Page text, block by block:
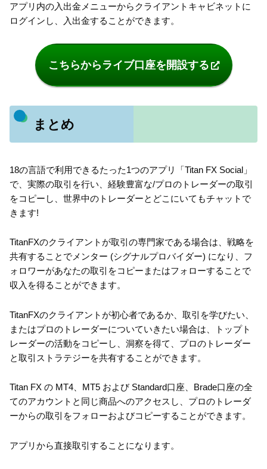
アプリ内の入出金メニューからクライアントキャビネットに
ログインし、入出金することができます。
こちらからライブ口座を開設する
まとめ
18の言語で利用できるたった1つのアプリ「Titan FX Social」
で、実際の取引を行い、経験豊富な/プロのトレーダーの取引
をコピーし、世界中のトレーダーとどこにいてもチャットで
きます!
TitanFXのクライアントが取引の専門家である場合は、戦略を
共有することでメンター (シグナルプロバイダー) になり、フ
ォロワーがあなたの取引をコピーまたはフォローすることで
収入を得ることができます。
TitanFXのクライアントが初心者であるか、取引を学びたい、
またはプロのトレーダーについていきたい場合は、トップト
レーダーの活動をコピーし、洞察を得て、プロのトレーダー
と取引ストラテジーを共有することができます。
Titan FX の MT4、MT5 および Standard口座、Brade口座の全
てのアカウントと同じ商品へのアクセスし、プロのトレーダ
ーからの取引をフォローおよびコピーすることができます。
アプリから直接取引することになります。